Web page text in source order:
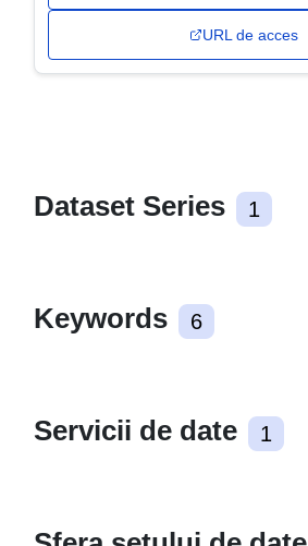
URL de acces
Dataset Series 1
Keywords 6
Servicii de date 1